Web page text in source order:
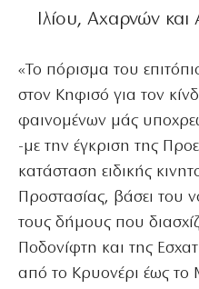
Ιλίου, Αχαρνών
«Το πόρισμα του
στον Κηφισό για τον
φαινομένων μάς
-με την έγκριση της
κατάσταση ειδικής
Προστασίας, βάσει
τους δήμους που
Ποδονίφτη και της
από το Κρυονέρι έως το